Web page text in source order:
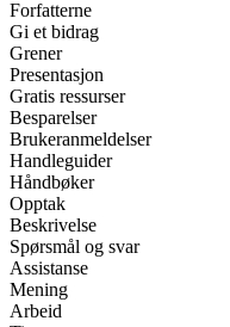
Forfatterne
Gi et bidrag
Grener
Presentasjon
Gratis ressurser
Besparelser
Brukeranmeldelser
Handleguider
Håndbøker
Opptak
Beskrivelse
Spørsmål og svar
Assistanse
Mening
Arbeid